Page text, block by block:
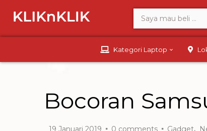
Kategori Laptop
Bocoran
19 Januari 2019 0 comments Gadget,